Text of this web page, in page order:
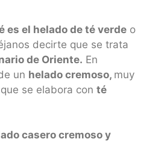
es el helado de té verde o
decirte que se trata
de Oriente. En
un helado cremoso, muy
se elabora con té
casero cremoso y